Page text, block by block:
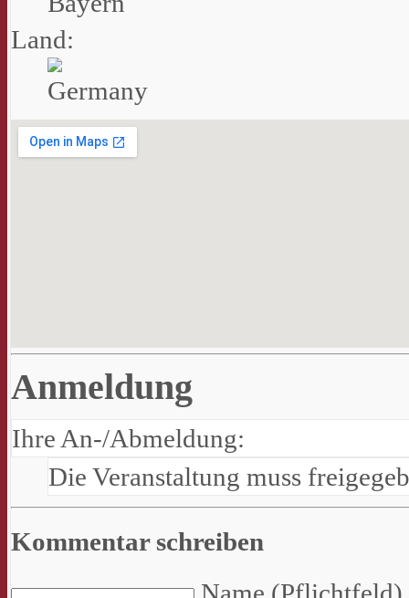
Land:
Anmeldung
Ihre An-/Abmeldung:
Die Veranstaltung muss
Kommentar schreiben